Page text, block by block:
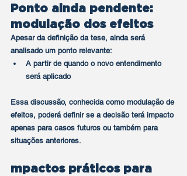
Ponto ainda pendente:
modulação dos efeitos
Apesar da definição da tese, ainda será
analisado um ponto relevante:
A partir de quando o novo entendimento
será aplicado
Essa discussão, conhecida como modulação de
efeitos, poderá definir se a decisão terá impacto
apenas para casos futuros ou também para
situações anteriores.
mpactos práticos para